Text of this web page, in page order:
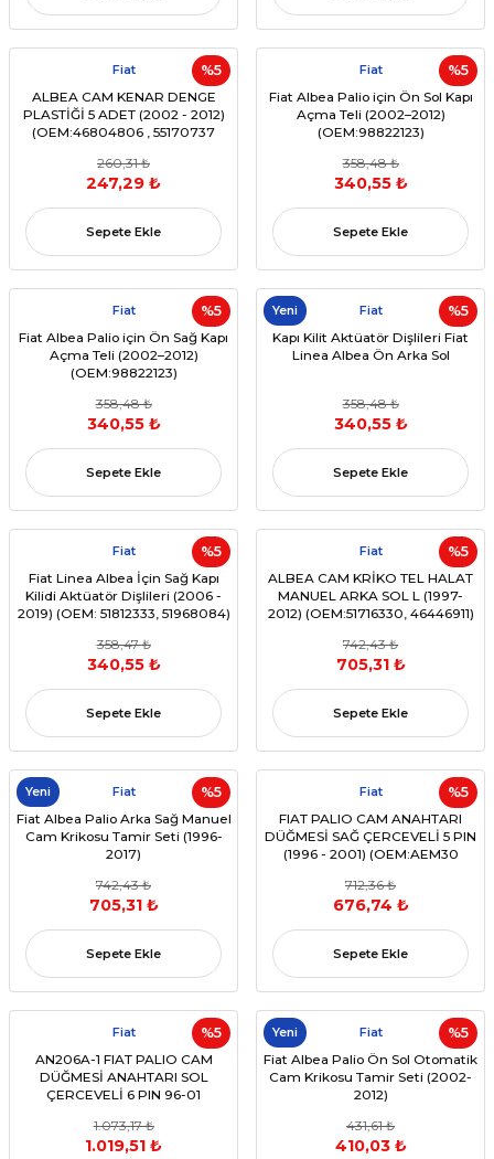
%5
Fiat
ALBEA CAM KENAR DENGE
PLASTİĞİ 5 ADET (2002 - 2012)
(OEM:46804806 , 55170737
260,31 ₺
247,29 ₺
Sepete Ekle
%5
Fiat
Fiat Albea Palio için Ön Sol Kapı
Açma Teli (2002–2012)
(OEM:98822123)
358,48 ₺
340,55 ₺
Sepete Ekle
%5
Fiat
Fiat Albea Palio için Ön Sağ Kapı
Açma Teli (2002–2012)
(OEM:98822123)
358,48 ₺
340,55 ₺
Sepete Ekle
%5
Yeni Fiat
Kapı Kilit Aktüatör Dişlileri Fiat
Linea Albea Ön Arka Sol
358,48 ₺
340,55 ₺
Sepete Ekle
%5
Fiat
Fiat Linea Albea İçin Sağ Kapı
Kilidi Aktüatör Dişlileri (2006 -
2019) (OEM: 51812333, 51968084)
358,47 ₺
340,55 ₺
Sepete Ekle
%5
Fiat
ALBEA CAM KRİKO TEL HALAT
MANUEL ARKA SOL L (1997-
2012) (OEM:51716330, 46446911)
742,43 ₺
705,31 ₺
Sepete Ekle
%5
Yeni Fiat
Fiat Albea Palio Arka Sağ Manuel
Cam Krikosu Tamir Seti (1996-
2017)
742,43 ₺
705,31 ₺
Sepete Ekle
%5
Fiat
FIAT PALIO CAM ANAHTARI
DÜĞMESİ SAĞ ÇERCEVELİ 5 PIN
(1996 - 2001) (OEM:AEM30
712,36 ₺
676,74 ₺
Sepete Ekle
%5
Fiat
AN206A-1 FIAT PALIO CAM
DÜĞMESİ ANAHTARI SOL
ÇERCEVELİ 6 PIN 96-01
1.073,17 ₺
1.019,51 ₺
%5
Yeni Fiat
Fiat Albea Palio Ön Sol Otomatik
Cam Krikosu Tamir Seti (2002-
2012)
431,61 ₺
410,03 ₺